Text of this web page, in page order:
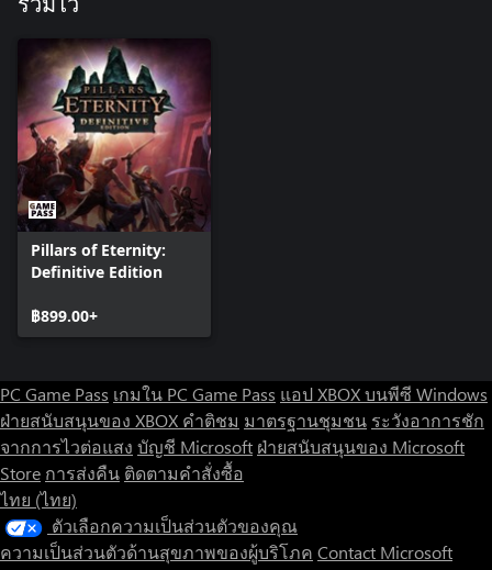
รวมไว้
Pillars of Eternity:
Definitive Edition
฿899.00+
PC Game Pass เกมใน PC Game Pass แอป XBOX บนพีซี Windows
ฝ่ายสนับสนุนของ XBOX คำติชม มาตรฐานชุมชน ระวังอาการชัก
จากการไวต่อแสง บัญชี Microsoft ฝ่ายสนับสนุนของ Microsoft
Store การส่งคืน ติดตามคำสั่งซื้อ
ไทย (ไทย)
ตัวเลือกความเป็นส่วนตัวของคุณ
ความเป็นส่วนตัวด้านสุขภาพของผู้บริโภค Contact Microsoft